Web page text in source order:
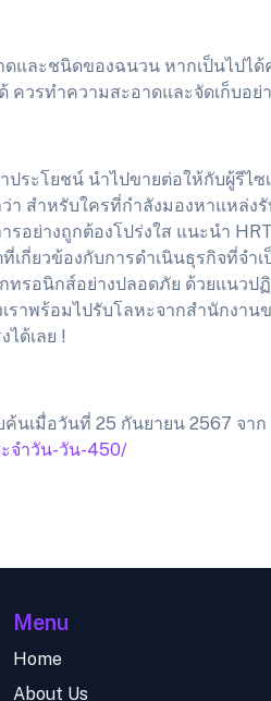
และชนิดของฉนวน หากเป็นไปได้
วรทำความสะอาดและจัดเก็บอย่า
ระโยชน์ นำไปขายต่อให้กับผู้รีไซ
า สำหรับใครที่กำลังมองหาแหล่ง
รอย่างถูกต้องโปร่งใส แนะนำ
กี่ยวข้องกับการดำเนินธุรกิจที่จำ
ทรอนิกส์อย่างปลอดภัย ด้วยแนวป
เราพร้อมไปรับโลหะจากสำนักงา
ด้เลย !
นเมื่อวันที่ 25 กันยายน 2567 จาก
จำวัน-วัน-450/
Menu
Home
About Us